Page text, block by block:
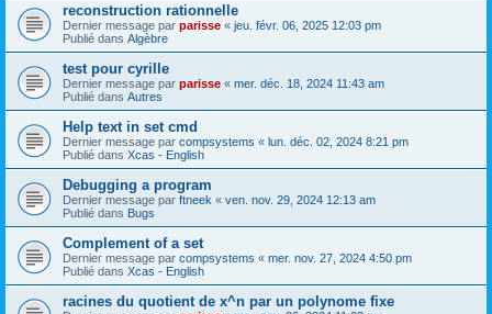
reconstruction rationnelle
Dernier message par parisse « jeu. févr. 06, 2025 12:03 pm
Publié dans Algèbre
test pour cyrille
Dernier message par parisse « mer. déc. 18, 2024 11:43 am
Publié dans Autres
Help text in set cmd
Dernier message par compsystems « lun. déc. 02, 2024 8:21 pm
Publié dans Xcas - English
Debugging a program
Dernier message par ftneek « ven. nov. 29, 2024 12:13 am
Publié dans Bugs
Complement of a set
Dernier message par compsystems « mer. nov. 27, 2024 4:50 pm
Publié dans Xcas - English
racines du quotient de x^n par un polynome fixe